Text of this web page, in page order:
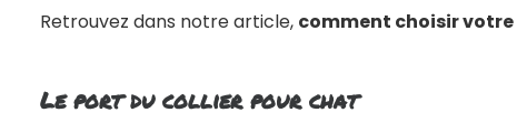
Retrouvez dans notre article, comment choisir
Le port du collier pour chat